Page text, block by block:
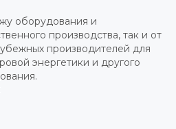
внешний вид.
из качественной
толщиной до 8,0 мм.
эмаль.
оборудования и
производства, так и от
производителей для
энергетики и другого